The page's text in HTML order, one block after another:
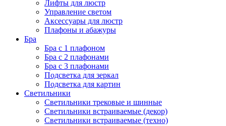
Лифты для люстр
Управление светом
Аксессуары для люстр
Плафоны и абажуры
Бра
Бра с 1 плафоном
Бра с 2 плафонами
Бра с 3 плафонами
Подсветка для зеркал
Подсветка для картин
Светильники
Светильники трековые и шинные
Светильники встраиваемые (декор)
Светильники встраиваемые (техно)